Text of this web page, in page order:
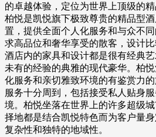
的卓越体验，定位为世界上顶级的精
柏悦是凯悦旗下极致尊贵的精品型
置，提供全面个人化服务和与众不
求高品位和奢华享受的散客，设计
酒店内的家具和设计都是很有经典
未有的经验的典雅的现代豪华。柏
化服务和亲切雅致环境的有鉴赏力
服务十分周到，包括接受私人贴身
境。柏悦坐落在世界上的许多超级
择地都是结合凯悦特色而为客户量
复杂性和独特的地域性。